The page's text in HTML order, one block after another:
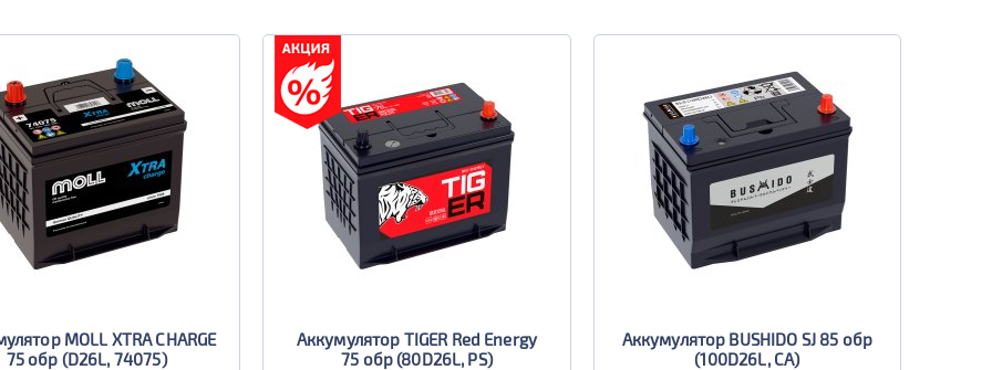
MOLL XTRA CHARGE
75 обр (D26L, 74075)
Аккумулятор TIGER Red Energy
75 обр (80D26L, PS)
Аккумулятор BUSHIDO SJ 85 обр
(100D26L, CA)